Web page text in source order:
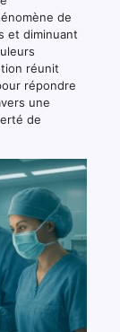
de
et diminuant
réunit
répondre
une
de